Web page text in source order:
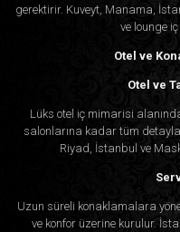
gerektirir. Kuveyt, Manama,
ve lounge
Otel ve
Otel ve
Lüks otel iç mimarisi
salonlarına kadar tüm
Riyad, İstanbul ve
Uzun süreli konaklamalara
ve konfor üzerine kurulur.